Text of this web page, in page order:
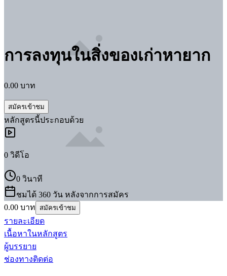
การลงทุน​ในสิ่งของเก่าหายาก
0.00 บาท
สมัครเข้าชม
หลักสูตรนี้ประกอบด้วย
0 วิดีโอ
0 วินาที
ชมได้ 360 วัน หลังจากการสมัคร
0.00 บาท สมัครเข้าชม
รายละเอียด
เนื้อหาในหลักสูตร
ผู้บรรยาย
ช่องทางติดต่อ